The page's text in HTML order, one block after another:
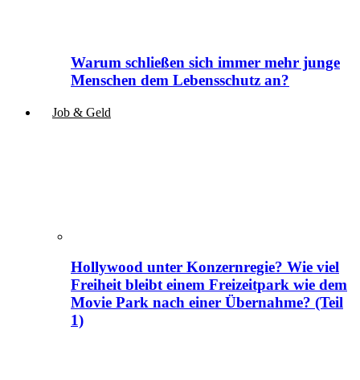
Warum schließen sich immer mehr junge
Menschen dem Lebensschutz an?
Job & Geld
Hollywood unter Konzernregie? Wie viel
Freiheit bleibt einem Freizeitpark wie dem
Movie Park nach einer Übernahme? (Teil
1)